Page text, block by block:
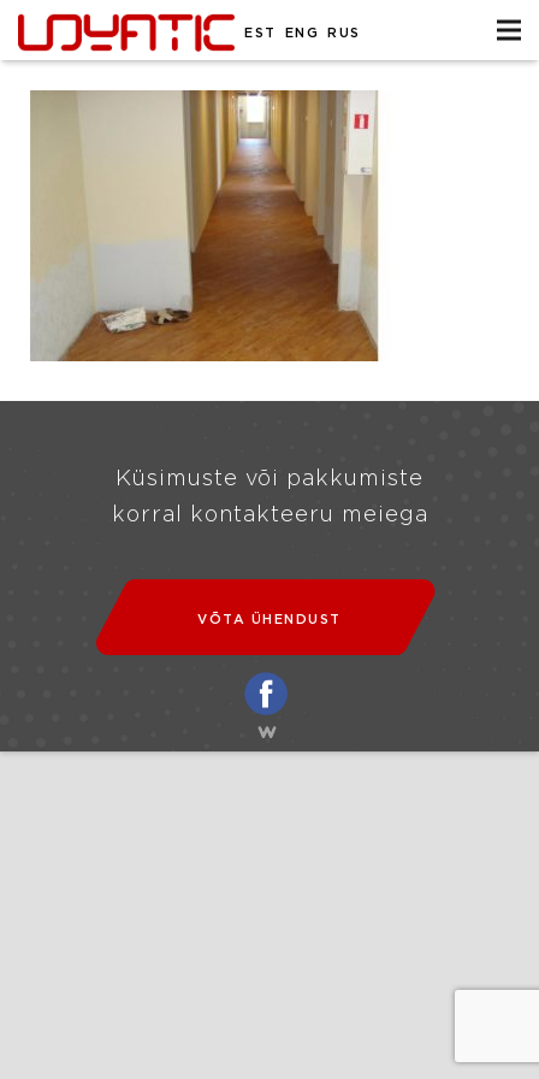
EST ENG RUS
Küsimuste või pakkumiste
korral kontakteeru meiega
VÕTA ÜHENDUST